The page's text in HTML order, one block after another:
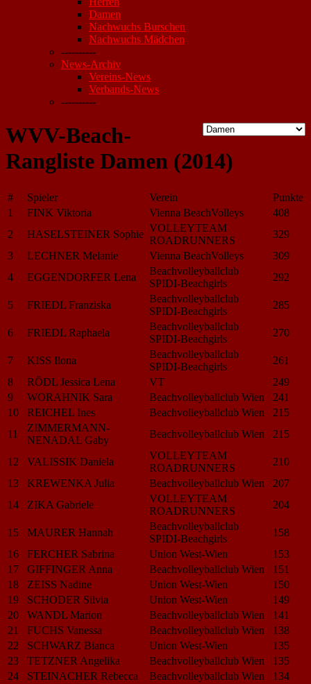
Damen
Nachwuchs Burschen
Nachwuchs Mädchen
----------
News-Archiv
Vereins-News
Verbands-News
----------
WVV-Beach-
Rangliste Damen (2014)
# Spieler Verein
Punkte
1
FINK Viktoria Vienna BeachVolleys
408
2
HASELSTEINER Sophie
VOLLEYTEAM
ROADRUNNERS
329
3
LECHNER Melanie Vienna BeachVolleys
309
4
EGGENDORFER Lena
Beachvolleyballclub
SPIDI-Beachgirls
292
5 FRIEDL Franziska
Beachvolleyballclub
SPIDI-Beachgirls
285
6 FRIEDL Raphaela
Beachvolleyballclub
SPIDI-Beachgirls
270
7 KISS Ilona
Beachvolleyballclub
SPIDI-Beachgirls
261
8
RÖDL Jessica Lena VT
249
9
WORAHNIK Sara Beachvolleyballclub Wien
241
10
REICHEL Ines Beachvolleyballclub Wien
215
11
ZIMMERMANN-
NENADAL Gaby
Beachvolleyballclub Wien 215
12 VALISSIK Daniela
VOLLEYTEAM
ROADRUNNERS
210
13
KREWENKA Julia Beachvolleyballclub Wien
207
14
ZIKA Gabriele
VOLLEYTEAM
ROADRUNNERS
204
15 MAURER Hannah
Beachvolleyballclub
SPIDI-Beachgirls
158
16
FERCHER Sabrina Union West-Wien
153
17
GIFFINGER Anna Beachvolleyballclub Wien
151
18
ZEISS Nadine Union West-Wien
150
19
SCHODER Silvia Union West-Wien
149
20
WANDL Marion Beachvolleyballclub Wien
141
21
FUCHS Vanessa Beachvolleyballclub Wien
138
22
SCHWARZ Bianca Union West-Wien
135
23
TETZNER Angelika Beachvolleyballclub Wien
135
24
STEINACHER Rebecca Beachvolleyballclub Wien
134